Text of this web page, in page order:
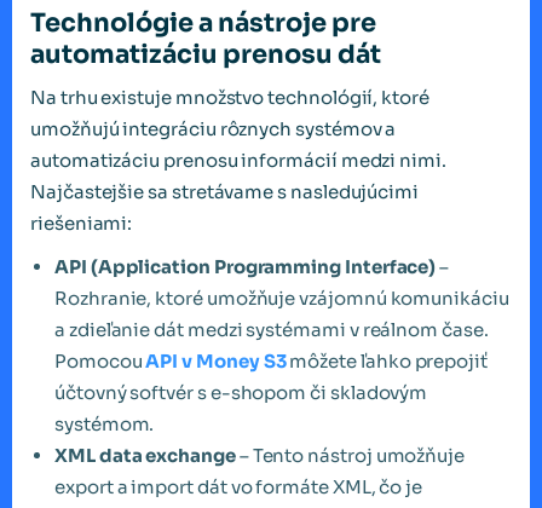
Technológie a nástroje pre
automatizáciu prenosu dát
Na trhu existuje množstvo technológií, ktoré
umožňujú integráciu rôznych systémov a
automatizáciu prenosu informácií medzi nimi.
Najčastejšie sa stretávame s nasledujúcimi
riešeniami:
API (Application Programming Interface)–
Rozhranie, ktoré umožňuje vzájomnú komunikáciu
a zdieľanie dát medzi systémami v reálnom čase.
PomocouAPI v Money S3môžete ľahko prepojiť
účtovný softvér s e-shopom či skladovým
systémom.
XML data exchange– Tento nástroj umožňuje
export a import dát vo formáte XML, čo je